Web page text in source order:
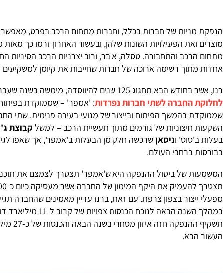
הנפקת מניות של חברות בכלל, וחברות מתחום הרכב בפרט, מאפשרת
מוצרים ואת הפעילויות השונות שלהן, ובעשור האחרון זרמו כך מאות
מתחום הרכב והתחבורה. טסלה, אובר, ורוב יצרניות הרכב הסיניות
אחדות מתוך רשימה ארוכה של חברות שחייבות את קיומן
רנו, אשר בחודש הבא תחגוג 125 שנים להיווסדה, מימשה בשנה שעברה את התוכנית שלה
לחלוקת החברה לשתי חברות נפרדות: 'אמפר' – שממוקדת בפיתוח
שממוקדת בהמשך הפיתוח ובייצור של מנועי בעירה פנימית. שתי
השקעות חיצוניות של גורמים מתוך תעשיית הרכב – למשל קבוצת
בעלות ב'סוס' וניסאן שרכשה חלק מן הבעלות ב'אמפר', אך שאפו
בבורסות ברחבי העולם.
המשמעות של ביטול ההנפקה היא ש'אמפר' תצטרך לצמצם את
מפעלי ייצור בצפון צרפת. עם זאת, ברנו עדיין מאמינים שהחברה
במהלך השנה הבאה לנוכח הכנסות צפויות של קרוב ל-11 מיליארד דולר.
תשקיף
העשור הבא.